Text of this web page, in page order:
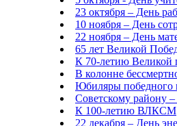
23 октября – День
10 ноября – День
22 ноября – День
65 лет Великой
К 70-летию Великой
В колонне
Юбиляры победного
Советскому району –
К 100-летию ВЛКСМ
22 декабря – День